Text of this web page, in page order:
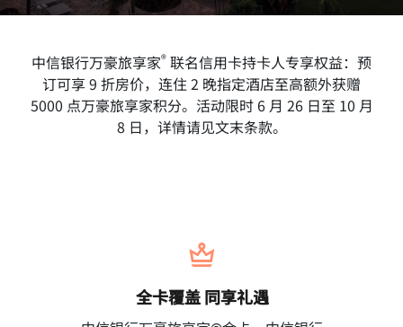
中信银行万豪旅享家® 联名信用卡持卡人专享权益：预
订可享 9 折房价，连住 2 晚指定酒店至高额外获赠
5000 点万豪旅享家积分。活动限时 6 月 26 日至 10 月
8 日，详情请见文末条款。
全卡覆盖 同享礼遇